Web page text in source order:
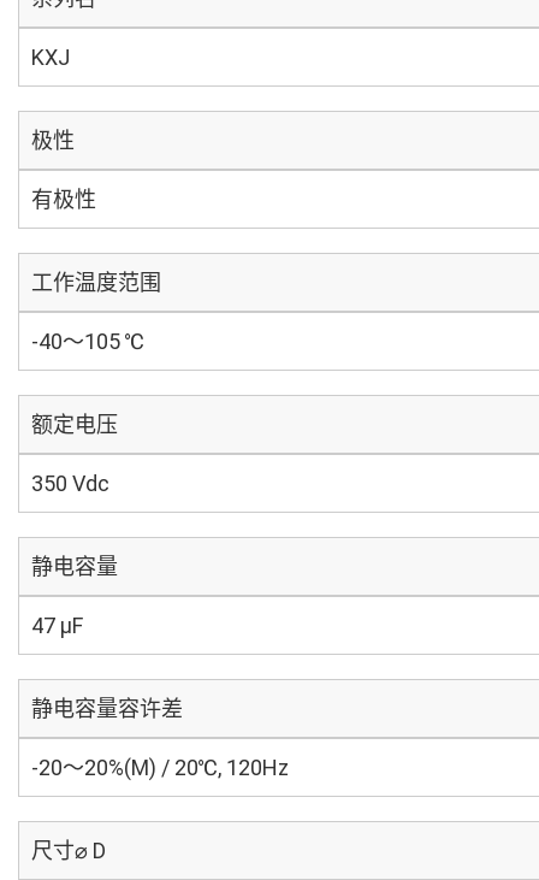
KXJ
极性
有极性
工作温度范围
-40～105 ℃
额定电压
350 Vdc
静电容量
47 µF
静电容量容许差
-20～20%(M) / 20℃, 120Hz
尺寸⌀ D